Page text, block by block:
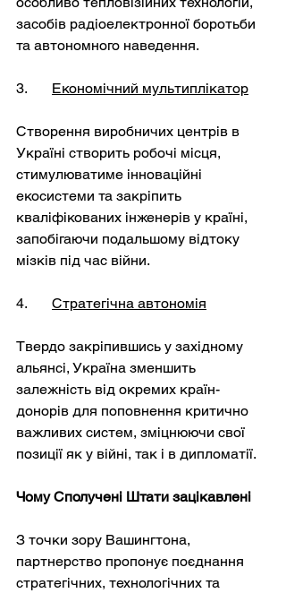
засобів радіоелектронної боротьби
та автономного наведення.
Економічний мультиплікатор
Створення виробничих центрів в
Україні створить робочі місця,
стимулюватиме інноваційні
екосистеми та закріпить
кваліфікованих інженерів у країні,
запобігаючи подальшому відтоку
мізків під час війни.
Стратегічна автономія
Твердо закріпившись у західному
альянсі, Україна зменшить
залежність від окремих країн-
донорів для поповнення критично
важливих систем, зміцнюючи свої
позиції як у війні, так і в дипломатії.
Чому Сполучені Штати зацікавлені
З точки зору Вашингтона,
партнерство пропонує поєднання
стратегічних, технологічних та